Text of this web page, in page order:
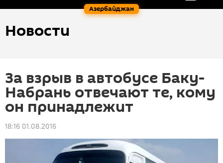
Азербайджан
Новости
За взрыв в автобусе Баку-
Набрань отвечают те, кому
он принадлежит
18:16 01.08.2016